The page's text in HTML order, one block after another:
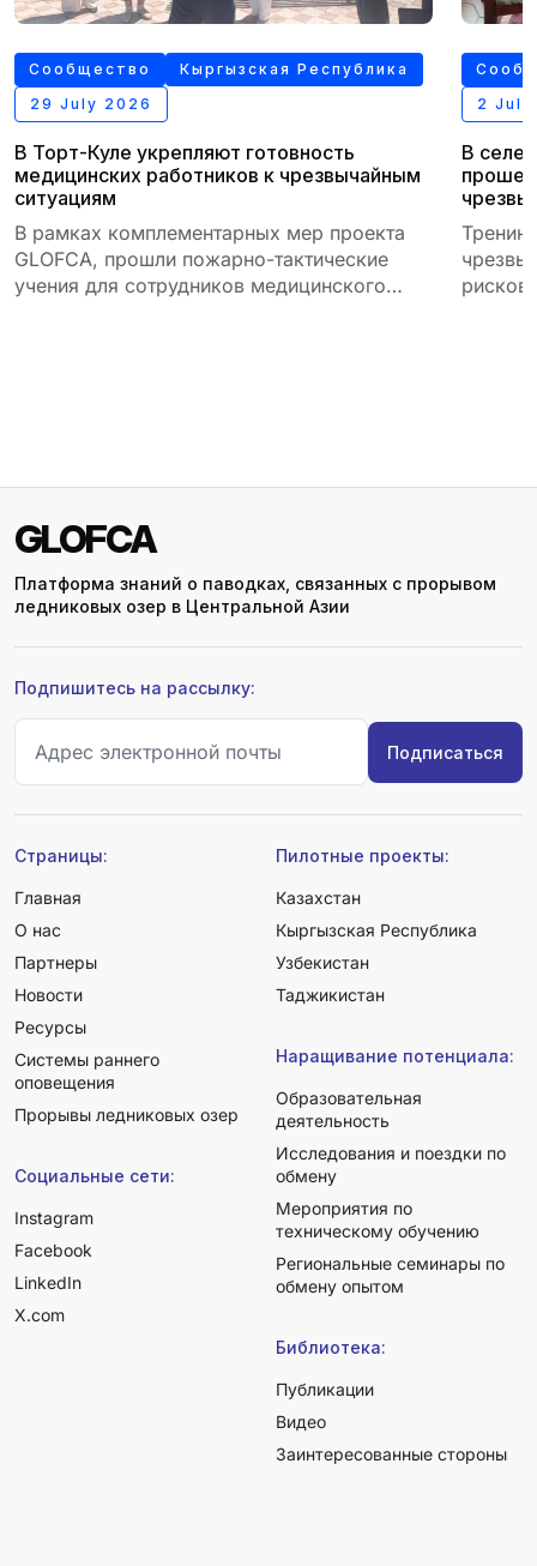
Сообщество
Кыргызская Республика
29 July 2026
В Торт-Куле укрепляют готовность
медицинских работников к чрезвычайным
ситуациям
В рамках комплементарных мер проекта
GLOFCA, прошли пожарно-тактические
учения для сотрудников медицинского
2
В селе
прошел
рисков
GLOFCA
Платформа знаний о паводках, связанных с прорывом
ледниковых озер в Центральной Азии
Подпишитесь на рассылку:
Страницы:
Главная
О нас
Партнеры
Новости
Ресурсы
Системы раннего
оповещения
Прорывы ледниковых озер
Социальные сети:
Instagram
Facebook
LinkedIn
X.com
Пилотные проекты:
Казахстан
Кыргызская Республика
Узбекистан
Таджикистан
Наращивание потенциала:
Образовательная
деятельность
Исследования и поездки по
обмену
Мероприятия по
техническому обучению
Региональные семинары по
обмену опытом
Библиотека:
Публикации
Видео
Заинтересованные стороны